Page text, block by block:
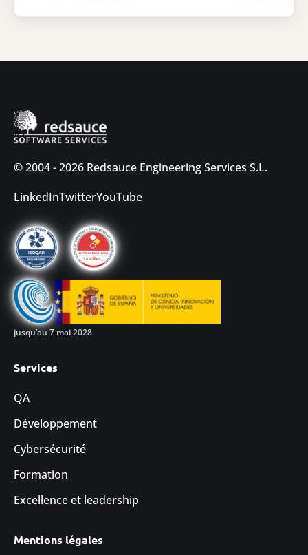
© 2004 - 2026 Redsauce Engineering Services S.L.
LinkedInTwitterYouTube
jusqu’au 7 mai 2028
Services
QA
Développement
Cybersécurité
Formation
Excellence et leadership
Mentions légales